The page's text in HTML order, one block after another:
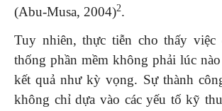
(Abu-Musa, 2004)2.
Tuy nhiên, thực tiễn cho thấy việc
thống phần mềm không phải lúc
kết quả như kỳ vọng. Sự thành
không chỉ dựa vào các yếu tố kỹ